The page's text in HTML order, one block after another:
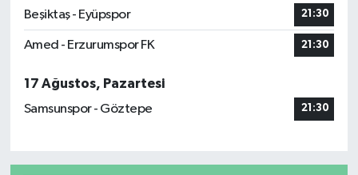
Beşiktaş - Eyüpspor 21:30
Amed - Erzurumspor FK 21:30
17 Ağustos, Pazartesi
Samsunspor - Göztepe
21:30